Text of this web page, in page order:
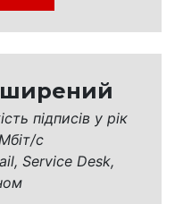
підписів у рік
с
Service Desk,